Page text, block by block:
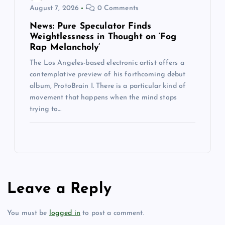
August 7, 2026 0 Comments
News: Pure Speculator Finds
Weightlessness in Thought on ‘Fog
Rap Melancholy’
The Los Angeles-based electronic artist offers a
contemplative preview of his forthcoming debut
album, ProtoBrain I. There is a particular kind of
movement that happens when the mind stops
trying to…
Leave a Reply
You must be logged in to post a comment.